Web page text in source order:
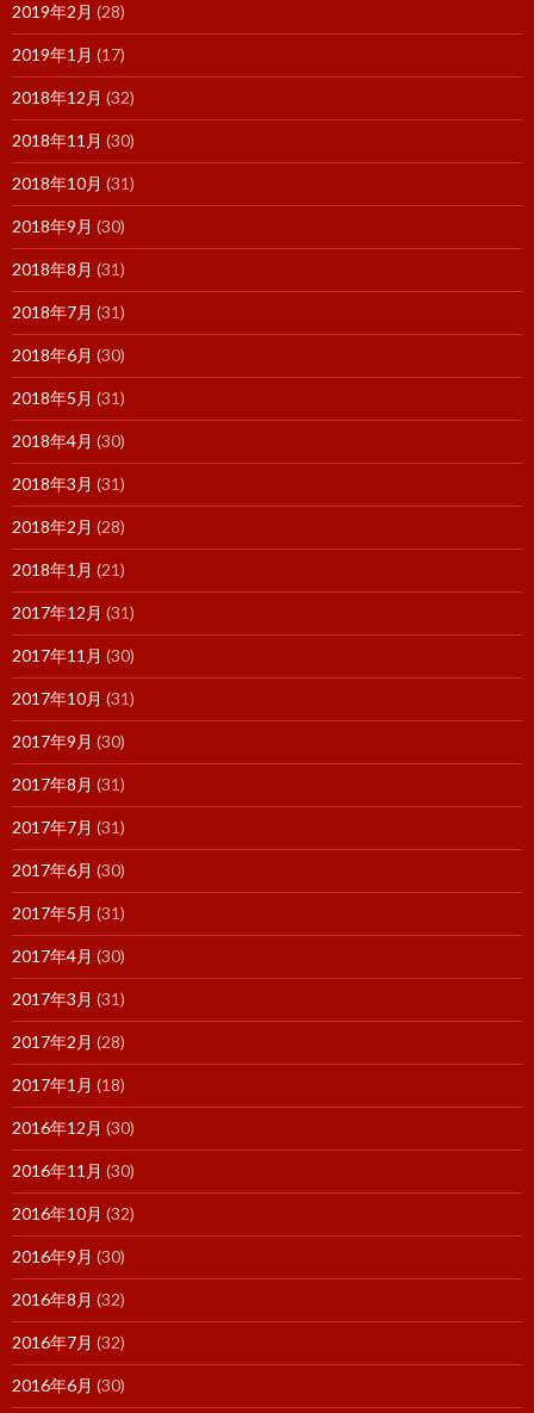
2019年2月 (28)
2019年1月 (17)
2018年12月 (32)
2018年11月 (30)
2018年10月 (31)
2018年9月 (30)
2018年8月 (31)
2018年7月 (31)
2018年6月 (30)
2018年5月 (31)
2018年4月 (30)
2018年3月 (31)
2018年2月 (28)
2018年1月 (21)
2017年12月 (31)
2017年11月 (30)
2017年10月 (31)
2017年9月 (30)
2017年8月 (31)
2017年7月 (31)
2017年6月 (30)
2017年5月 (31)
2017年4月 (30)
2017年3月 (31)
2017年2月 (28)
2017年1月 (18)
2016年12月 (30)
2016年11月 (30)
2016年10月 (32)
2016年9月 (30)
2016年8月 (32)
2016年7月 (32)
2016年6月 (30)